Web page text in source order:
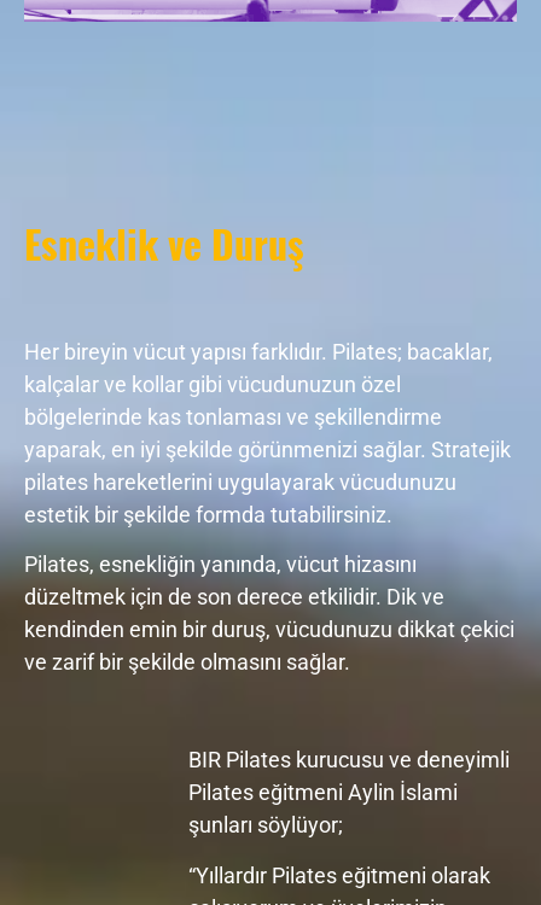
Esneklik ve Duruş
Her bireyin vücut yapısı farklıdır. Pilates; bacaklar,
kalçalar ve kollar gibi vücudunuzun özel
bölgelerinde kas tonlaması ve şekillendirme
yaparak, en iyi şekilde görünmenizi sağlar. Stratejik
pilates hareketlerini uygulayarak vücudunuzu
estetik bir şekilde formda tutabilirsiniz.
Pilates, esnekliğin yanında, vücut hizasını
düzeltmek için de son derece etkilidir. Dik ve
kendinden emin bir duruş, vücudunuzu dikkat çekici
ve zarif bir şekilde olmasını sağlar.
BIR Pilates kurucusu ve deneyimli
Pilates eğitmeni Aylin İslami
şunları söylüyor;
“Yıllardır Pilates eğitmeni olarak